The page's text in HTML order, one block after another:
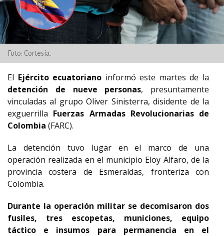
Foto: Cortesía.
El Ejército ecuatoriano informó este martes de la
detención de nueve personas, presuntamente
vinculadas al grupo Oliver Sinisterra, disidente de la
exguerrilla Fuerzas Armadas Revolucionarias de
Colombia (FARC).
La detención tuvo lugar en el marco de una
operación realizada en el municipio Eloy Alfaro, de la
provincia costera de Esmeraldas, fronteriza con
Colombia.
Durante la operación militar se decomisaron dos
fusiles, tres escopetas, municiones, equipo
táctico e insumos para permanencia en el